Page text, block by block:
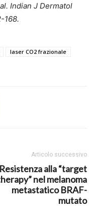
Indian J Dermatol
168.
laser CO2 frazionale
Articolo successivo
Resistenza alla “target
nel melanoma
metastatico BRAF-
mutato